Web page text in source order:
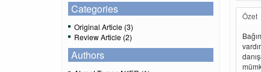
Categories
Original Article (3)
Review Article (2)
Authors
Özet